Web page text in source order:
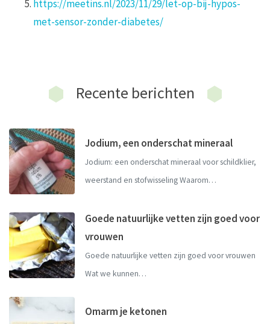
https://meetins.nl/2023/11/29/let-op-bij-hypos-
met-sensor-zonder-diabetes/
Recente berichten
Jodium, een onderschat mineraal
Jodium: een onderschat mineraal voor schildklier,
weerstand en stofwisseling Waarom…
Goede natuurlijke vetten zijn goed voor
vrouwen
Goede natuurlijke vetten zijn goed voor vrouwen
Wat we kunnen…
Omarm je ketonen